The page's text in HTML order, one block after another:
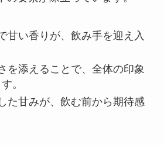
甘い香りが、飲み手を迎え入
を添えることで、全体の印象
。
た甘みが、飲む前から期待感